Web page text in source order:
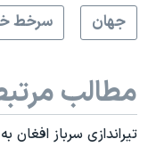
جهان
سرخط
مطالب
تیراندازی سرباز